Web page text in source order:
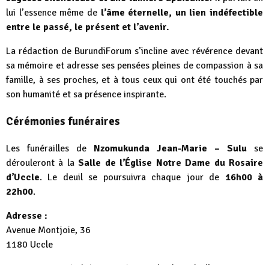
lui l’essence même de l’âme éternelle, un lien indéfectible
entre le passé, le présent et l’avenir.
La rédaction de BurundiForum s’incline avec révérence devant
sa mémoire et adresse ses pensées pleines de compassion à sa
famille, à ses proches, et à tous ceux qui ont été touchés par
son humanité et sa présence inspirante.
Cérémonies funéraires
Les funérailles de Nzomukunda Jean-Marie – Sulu se
dérouleront à laSalle de l’Église Notre Dame du Rosaire
d’Uccle. Le deuil se poursuivra chaque jour de 16h00 à
22h00.
Adresse :
Avenue Montjoie, 36
1180 Uccle